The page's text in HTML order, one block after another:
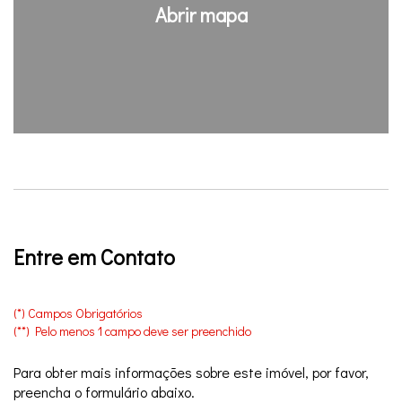
Abrir mapa
Entre em Contato
(*) Campos Obrigatórios
(**) Pelo menos 1 campo deve ser preenchido
Para obter mais informações sobre este imóvel, por favor,
preencha o formulário abaixo.